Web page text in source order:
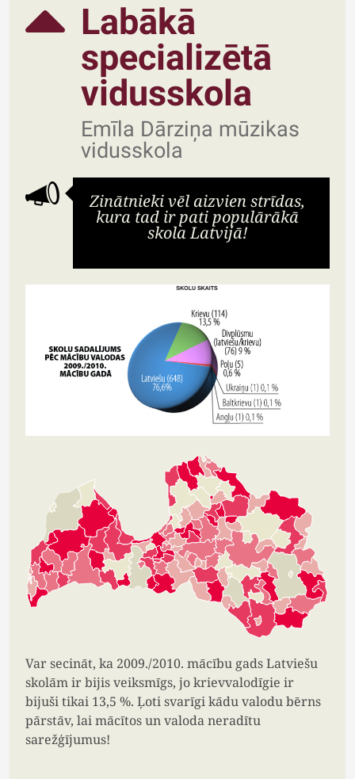
Labākā
specializētā
vidusskola
Emīla Dārziņa mūzikas
vidusskola
Zinātnieki vēl aizvien strīdas,
kura tad ir pati populārākā
skola Latvijā!
Var secināt, ka 2009./2010. mācību gads Latviešu
skolām ir bijis veiksmīgs, jo krievvalodīgie ir
bijuši tikai 13,5 %. Ļoti svarīgi kādu valodu bērns
pārstāv, lai mācītos un valoda neradītu
sarežģījumus!